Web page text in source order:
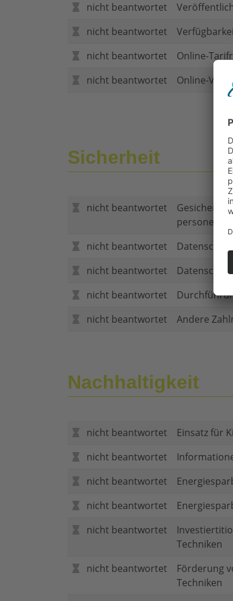
nicht beantwortet
nicht beantwortet
nicht beantwortet
Online-
nicht beantwortet
Online-
Sicherheit
nicht beantwortet
Gesicherte
nicht beantwortet
nicht beantwortet
nicht beantwortet
nicht beantwortet
Andere
Nachhaltigkeit
nicht beantwortet
Einsatz für
nicht beantwortet
nicht beantwortet
nicht beantwortet
nicht beantwortet
Techniken
nicht beantwortet
Förderung
Techniken